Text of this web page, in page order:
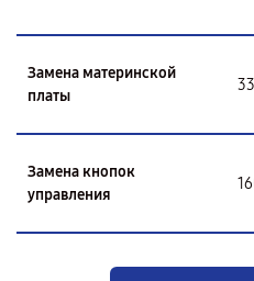
Замена материнской
платы
Замена кнопок
управления